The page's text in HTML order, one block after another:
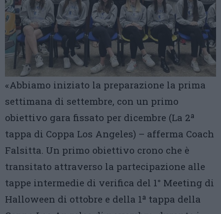
«Abbiamo iniziato la preparazione la prima
settimana di settembre, con un primo
obiettivo gara fissato per dicembre (La 2ª
tappa di Coppa Los Angeles) – afferma Coach
Falsitta. Un primo obiettivo crono che è
transitato attraverso la partecipazione alle
tappe intermedie di verifica del 1° Meeting di
Halloween di ottobre e della 1ª tappa della